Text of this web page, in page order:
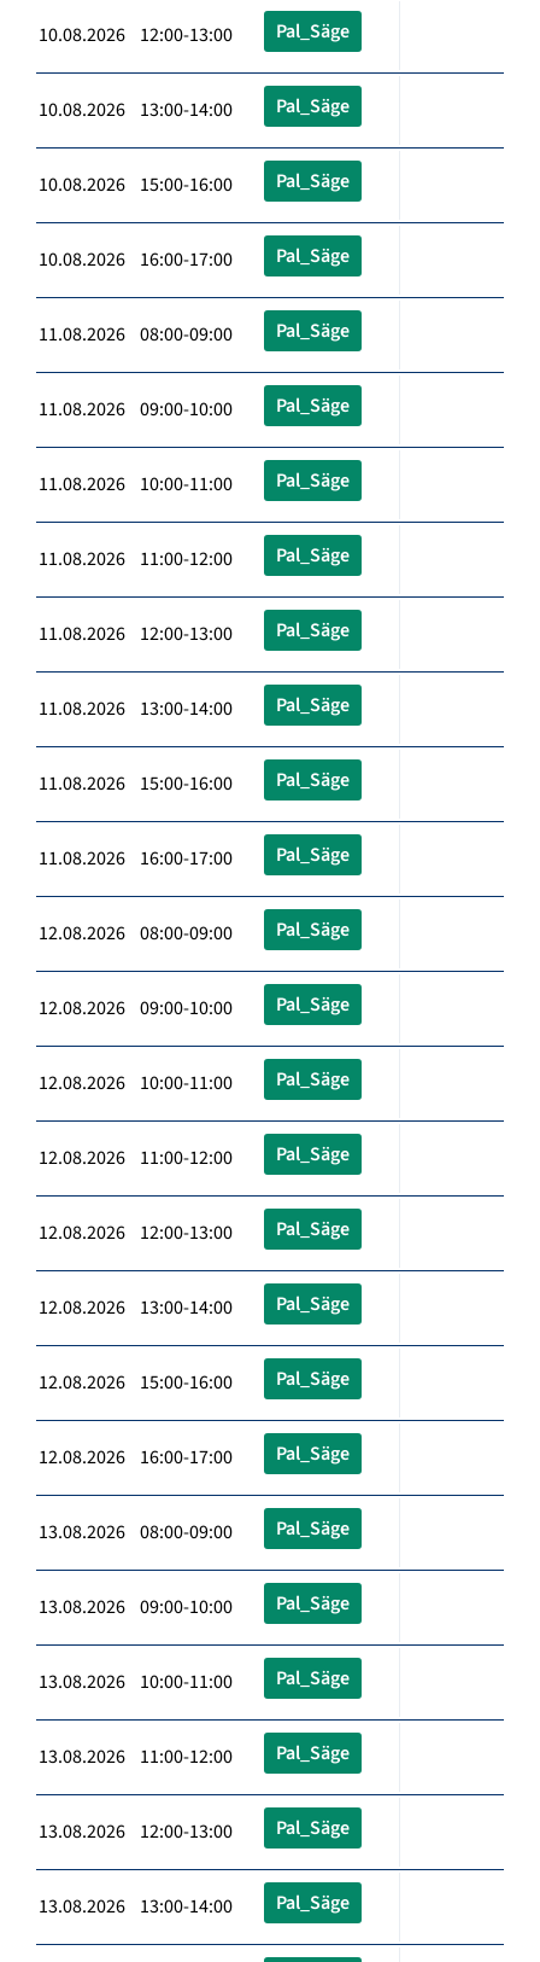
10.08.2026 12:00-13:00 Pal_Säge
10.08.2026 13:00-14:00 Pal_Säge
10.08.2026 15:00-16:00 Pal_Säge
10.08.2026 16:00-17:00 Pal_Säge
11.08.2026 08:00-09:00 Pal_Säge
11.08.2026 09:00-10:00 Pal_Säge
11.08.2026 10:00-11:00 Pal_Säge
11.08.2026 11:00-12:00 Pal_Säge
11.08.2026 12:00-13:00 Pal_Säge
11.08.2026 13:00-14:00 Pal_Säge
11.08.2026 15:00-16:00 Pal_Säge
11.08.2026 16:00-17:00 Pal_Säge
12.08.2026 08:00-09:00 Pal_Säge
12.08.2026 09:00-10:00 Pal_Säge
12.08.2026 10:00-11:00 Pal_Säge
12.08.2026 11:00-12:00 Pal_Säge
12.08.2026 12:00-13:00 Pal_Säge
12.08.2026 13:00-14:00 Pal_Säge
12.08.2026 15:00-16:00 Pal_Säge
12.08.2026 16:00-17:00 Pal_Säge
13.08.2026 08:00-09:00 Pal_Säge
13.08.2026 09:00-10:00 Pal_Säge
13.08.2026 10:00-11:00 Pal_Säge
13.08.2026 11:00-12:00 Pal_Säge
13.08.2026 12:00-13:00 Pal_Säge
13.08.2026 13:00-14:00 Pal_Säge